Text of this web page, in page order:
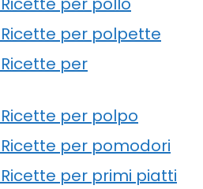
per polpette
per
per polpo
per pomodori
per primi piatti